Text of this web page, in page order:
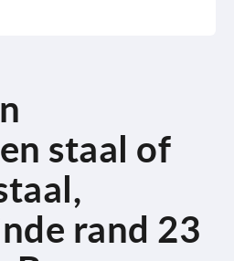
staal of
rand 23